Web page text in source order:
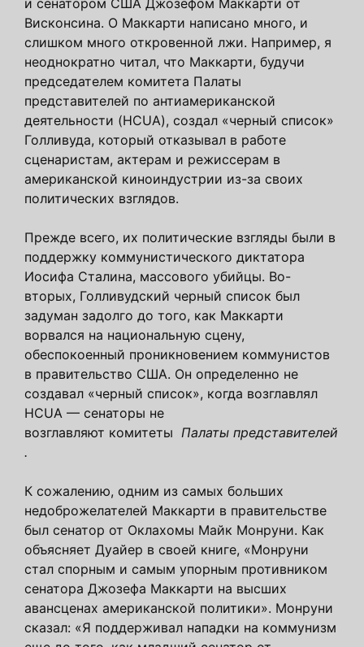
Висконсина. О Маккарти написано много, и
слишком много откровенной лжи. Например, я
неоднократно читал, что Маккарти, будучи
председателем комитета Палаты
представителей по антиамериканской
деятельности (HCUA), создал «черный список»
Голливуда, который отказывал в работе
сценаристам, актерам и режиссерам в
американской киноиндустрии из-за своих
политических взглядов.
Прежде всего, их политические взгляды были в
поддержку коммунистического диктатора
Иосифа Сталина, массового убийцы. Во-
вторых, Голливудский черный список был
задуман задолго до того, как Маккарти
ворвался на национальную сцену,
обеспокоенный проникновением коммунистов
в правительство США. Он определенно не
создавал «черный список», когда возглавлял
HCUA — сенаторы не
возглавляют комитеты Палаты представителей
.
К сожалению, одним из самых больших
недоброжелателей Маккарти в правительстве
был сенатор от Оклахомы Майк Монруни. Как
объясняет Дуайер в своей книге, «Монруни
стал спорным и самым упорным противником
сенатора Джозефа Маккарти на высших
авансценах американской политики». Монруни
сказал: «Я поддерживал нападки на коммунизм